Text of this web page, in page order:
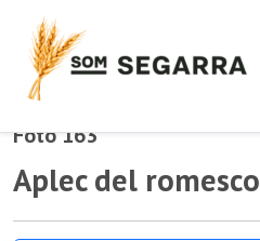
Foto 163
Aplec del romesco